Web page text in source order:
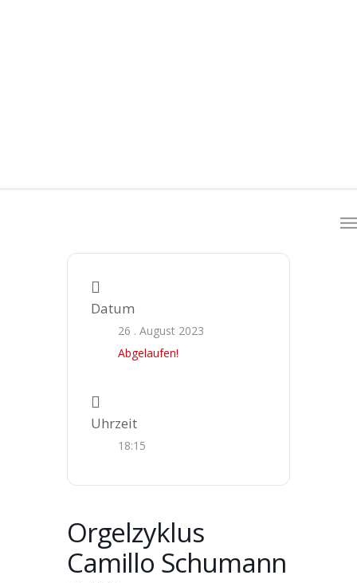
Datum
26 . August 2023
Abgelaufen!
Uhrzeit
18:15
Orgelzyklus
Camillo Schumann